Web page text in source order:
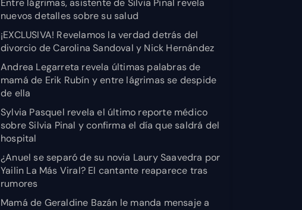
Entre lágrimas, asistente de Silvia Pinal revela
nuevos detalles sobre su salud
¡EXCLUSIVA! Revelamos la verdad detrás del
divorcio de Carolina Sandoval y Nick Hernández
Andrea Legarreta revela últimas palabras de
mamá de Erik Rubín y entre lágrimas se despide
de ella
Sylvia Pasquel revela el último reporte médico
sobre Silvia Pinal y confirma el día que saldrá del
hospital
¿Anuel se separó de su novia Laury Saavedra por
Yailin La Más Viral? El cantante reaparece tras
rumores
Mamá de Geraldine Bazán le manda mensaje a